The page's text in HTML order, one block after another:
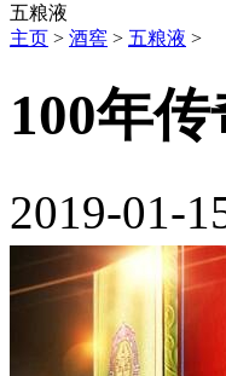
五粮液
主页 > 酒窖 > 五粮液 >
100年
2019-01-